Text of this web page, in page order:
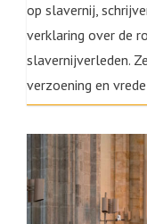
op slavernij,
verklaring over de
slavernijverleden.
verzoening en